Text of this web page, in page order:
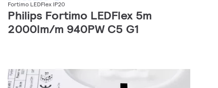
Fortimo LEDFlex IP20
Philips Fortimo LEDFlex 5m
2000lm/m 940PW C5 G1